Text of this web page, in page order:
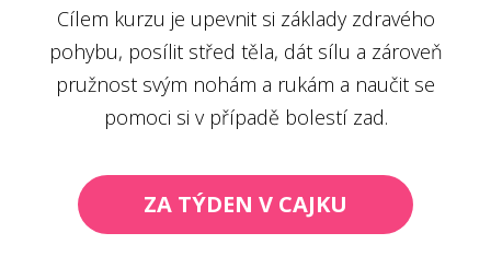
Cílem kurzu je upevnit si základy zdravého
pohybu, posílit střed těla, dát sílu a zároveň
pružnost svým nohám a rukám a naučit se
pomoci si v případě bolestí zad.
ZA TÝDEN V CAJKU